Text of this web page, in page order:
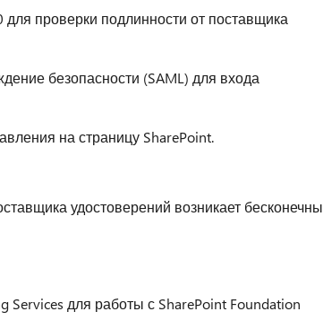
проверки подлинности от поставщика
безопасности (SAML) для входа
на страницу SharePoint.
удостоверений возникает
Services для работы с SharePoint Foundation